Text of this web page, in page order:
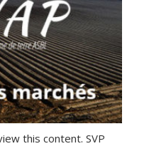
this content. SVP